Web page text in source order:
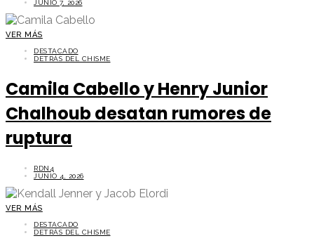
JUNIO 7, 2026
VER MÁS
DESTACADO
DETRÁS DEL CHISME
Camila Cabello y Henry Junior
Chalhoub desatan rumores de
ruptura
RDN4
JUNIO 4, 2026
VER MÁS
DESTACADO
DETRÁS DEL CHISME